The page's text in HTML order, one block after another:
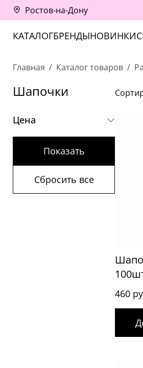
Ростов-на-Дону
КАТАЛОГБРЕНДЫНОВИНКИ
Главная Каталог товаров
Шапочки
Цена
Показать
Сбросить все
460